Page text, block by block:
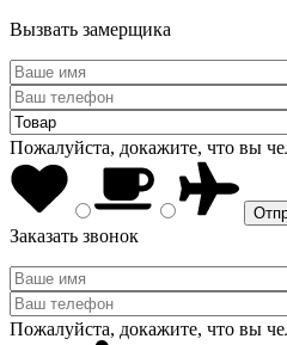
Вызвать замерщика
Пожалуйста, докажите, что вы
Заказать звонок
Пожалуйста, докажите, что вы